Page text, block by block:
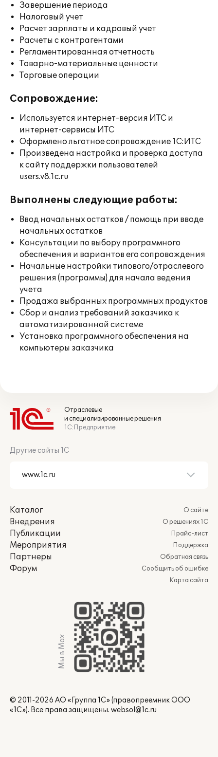
Завершение периода
Налоговый учет
Расчет зарплаты и кадровый учет
Расчеты с контрагентами
Регламентированная отчетность
Товарно-материальные ценности
Торговые операции
Сопровождение:
Используется интернет-версия ИТС и
интернет-сервисы ИТС
Оформлено льготное сопровождение 1С:ИТС
Произведена настройка и проверка доступа
к сайту поддержки пользователей
users.v8.1c.ru
Выполнены следующие работы:
Ввод начальных остатков / помощь при вводе
начальных остатков
Консультации по выбору программного
обеспечения и вариантов его сопровождения
Начальные настройки типового/отраслевого
решения (программы) для начала ведения
учета
Продажа выбранных программных продуктов
Сбор и анализ требований заказчика к
автоматизированной системе
Установка программного обеспечения на
компьютеры заказчика
Отраслевые
и специализированные решения
1С:Предприятие
Другие сайты 1С
Каталог
Внедрения
Публикации
Мероприятия
Партнеры
Форум
О сайте
О решениях 1С
Прайс-лист
Поддержка
Обратная связь
Сообщить об ошибке
Карта сайта
Мы в Max
© 2011-2026 АО «Группа 1С» (правопреемник ООО
«1С»). Все права защищены. websol@1c.ru